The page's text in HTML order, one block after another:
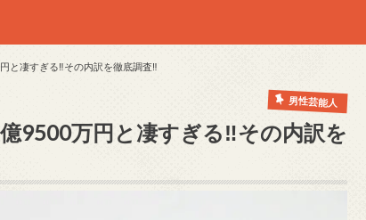
と凄すぎる‼その内訳を徹底調査‼
男性芸能人
9500万円と凄すぎる‼その内訳を